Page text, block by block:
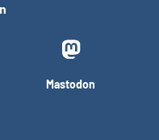
Mastodon